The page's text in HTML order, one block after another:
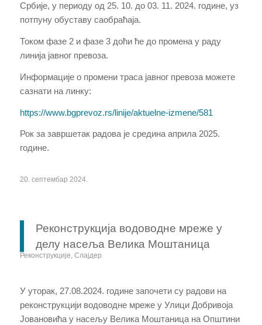
Србије, у периоду од 25. 10. до 03. 11. 2024. године, уз
потпуну обуставу саобраћаја.
Током фазе 2 и фазе 3 доћи ће до промена у раду
линија јавног превоза.
Информације о промени траса јавног превоза можете
сазнати на линку:
https://www.bgprevoz.rs/linije/aktuelne-izmene/581
Рок за завршетак радова је средина априла 2025.
године.
20. септембар 2024.
Реконструкција водоводне мреже у
делу насеља Велика Моштаница
Реконструкције Слајдер
У уторак, 27.08.2024. године започети су радови на
реконструкцији водоводне мреже у Улици Добривоја
Јовановића у насељу Велика Моштаницана Општини